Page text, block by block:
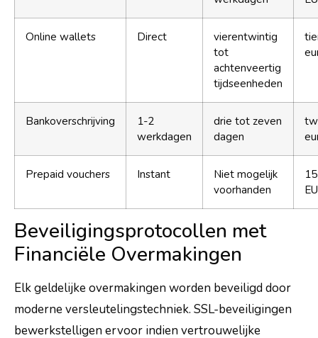
Online wallets Direct
vierentwintig
tot
achtenveertig
tijdseenheden
Bankoverschrijving
1-2
werkdagen
drie tot zeven
dagen
Prepaid vouchers Instant
Niet mogelijk
voorhanden
15
Beveiligingsprotocollen met
Financiële Overmakingen
Elk geldelijke overmakingen worden beveiligd door
moderne versleutelingstechniek. SSL-beveiligingen
bewerkstelligen ervoor indien vertrouwelijke